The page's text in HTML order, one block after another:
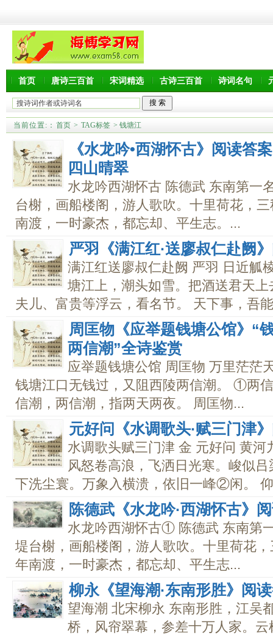
首页 唐诗三百首 宋词精选 古诗三百首 诗词名句
当前位置: ： 首页 > TAG标签 > 钱塘江
《水龙吟•西湖怀古》阅读答
四山晴翠
水龙吟西湖怀古 陈德武 东南第一
台榭，画船楼阁，游人歌吹。十里荷花，
南渡，一时豪杰，都忘却、平生志。...
严羽《满江红·送廖叔仁赴阙
满江红送廖叔仁赴阙 严羽 日近觚
塘江上，潮头如雪。把酒送君天
夫儿、富贵等浮云，看名节。 天下事，吾
周匡物《应举题钱塘公馆》“
两信潮”全诗鉴赏
应举题钱塘公馆 周匡物 万里茫茫
钱塘江口无钱过，又阻西陵两信潮。 ①两
信潮，两信潮，指两天两夜。 周匡物...
元好问《水调歌头·赋三门津
水调歌头赋三门津 金 元好问 黄
风怒卷高浪，飞洒日光寒。峻似
下洗尘寰。万象入横溃，依旧一峰②闲。
陈德武《水龙吟·西湖怀古》
水龙吟西湖怀古① 陈德武 东南第
堤台榭，画船楼阁，游人歌吹。十里荷花
年南渡，一时豪杰，都忘却、平生志...
柳永《望海潮·东南形胜》阅
望海潮 北宋柳永 东南形胜，江吴
桥，风帘翠幕，参差十万人家。